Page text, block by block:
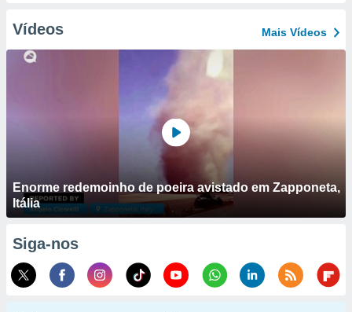
Vídeos Mais Vídeos
Enorme redemoinho de poeira avistado em Zapponeta,
Itália
Siga-nos